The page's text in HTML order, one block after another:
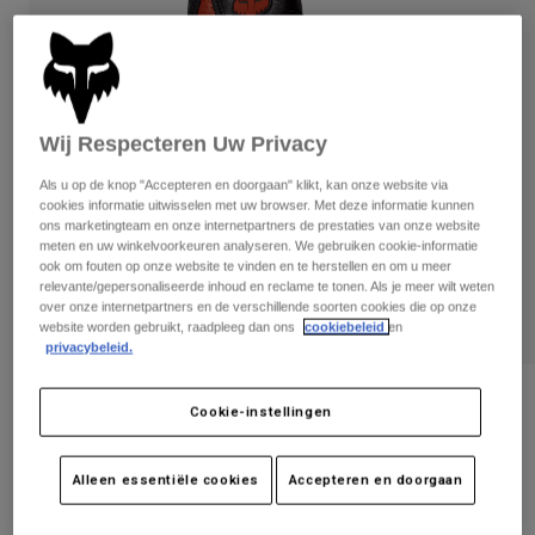
Broeken
Handschoenen
Beschermingen
Brillen
Accessoires
Broeken
Handschoenen
Jassen
Protections
Brillen
Sokken
Spare parts
Overhemden
Alles bekijken
T-Shirts & Tops
Hoodies en truien
Jassen
Leggings & Broeken
Youth
Brillen
Socks
Alles bekijken
Moto
Helmen
Shirts
Pants
Boots
Beschermers
Gloves
Brillen
Bomber Pro handschoenen
Artikelnummer28378
Wij Respecteren Uw Privacy
Als u op de knop "Accepteren en doorgaan" klikt, kan onze website via
cookies informatie uitwisselen met uw browser. Met deze informatie kunnen
ons marketingteam en onze internetpartners de prestaties van onze website
meten en uw winkelvoorkeuren analyseren. We gebruiken cookie-informatie
ook om fouten op onze website te vinden en te herstellen en om u meer
relevante/gepersonaliseerde inhoud en reclame te tonen. Als je meer wilt weten
over onze internetpartners en de verschillende soorten cookies die op onze
website worden gebruikt, raadpleeg dan ons
cookiebeleid en
privacybeleid.
Cookie-instellingen
Alleen essentiële cookies Accepteren en doorgaan